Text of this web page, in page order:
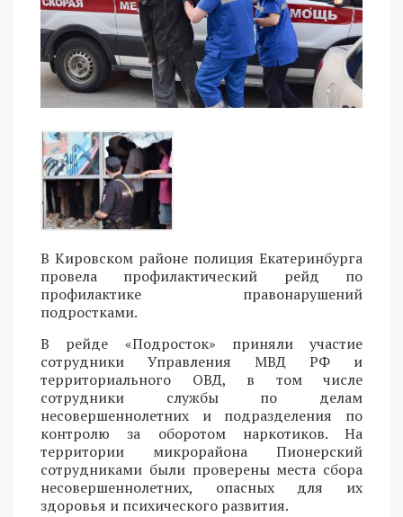
В Кировском районе полиция Екатеринбурга
провела профилактический рейд по
профилактике правонарушений
подростками.
В рейде «Подросток» приняли участие
сотрудники Управления МВД РФ и
территориального ОВД, в том числе
сотрудники службы по делам
несовершеннолетних и подразделения по
контролю за оборотом наркотиков. На
территории микрорайона Пионерский
сотрудниками были проверены места сбора
несовершеннолетних, опасных для их
здоровья и психического развития.